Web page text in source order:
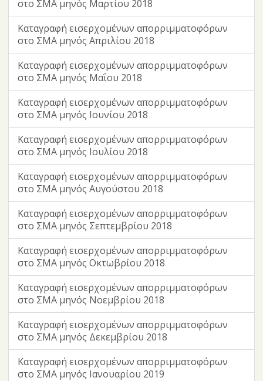
στο ΣΜΑ μηνός Μαρτίου 2018
Καταγραφή εισερχομένων απορριμματοφόρων
στο ΣΜΑ μηνός Απριλίου 2018
Καταγραφή εισερχομένων απορριμματοφόρων
στο ΣΜΑ μηνός Μαΐου 2018
Καταγραφή εισερχομένων απορριμματοφόρων
στο ΣΜΑ μηνός Ιουνίου 2018
Καταγραφή εισερχομένων απορριμματοφόρων
στο ΣΜΑ μηνός Ιουλίου 2018
Καταγραφή εισερχομένων απορριμματοφόρων
στο ΣΜΑ μηνός Αυγούστου 2018
Καταγραφή εισερχομένων απορριμματοφόρων
στο ΣΜΑ μηνός Σεπτεμβρίου 2018
Καταγραφή εισερχομένων απορριμματοφόρων
στο ΣΜΑ μηνός Οκτωβρίου 2018
Καταγραφή εισερχομένων απορριμματοφόρων
στο ΣΜΑ μηνός Νοεμβρίου 2018
Καταγραφή εισερχομένων απορριμματοφόρων
στο ΣΜΑ μηνός Δεκεμβρίου 2018
Καταγραφή εισερχομένων απορριμματοφόρων
στο ΣΜΑ μηνός Ιανουαρίου 2019